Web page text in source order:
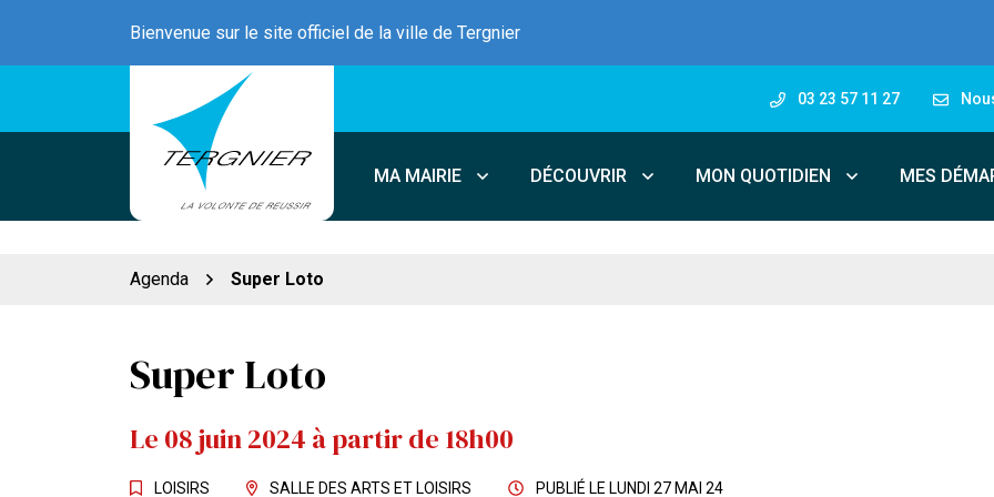
contenu
Bienvenue sur le site officiel de la ville de Tergnier
03 23 57 11 27
MA MAIRIE DÉCOUVRIR MON QUOTIDIEN MES
Agenda Super Loto
Super Loto
Le 08juin2024 à partir de 18h00
LOISIRS SALLE DES ARTS ET LOISIRS PUBLIÉ LE LUNDI 27 MAI 24